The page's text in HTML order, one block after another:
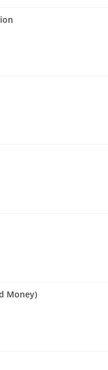
Money)